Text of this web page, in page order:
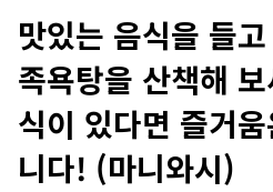
맛있는 음식을 들
족욕탕을 산책해
식이 있다면 즐거
니다! (마니와시)